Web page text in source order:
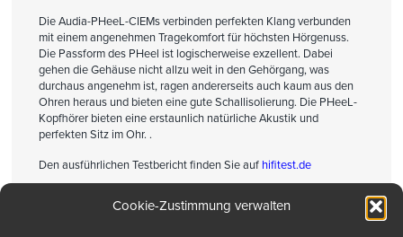
Cookie-Zustimmung verwalten
Die Audia-PHeeL-CIEMs verbinden perfekten Klang verbunden
mit einem angenehmen Tragekomfort für höchsten Hörgenuss.
Die Passform des PHeel ist logischerweise exzellent. Dabei
gehen die Gehäuse nicht allzu weit in den Gehörgang, was
durchaus angenehm ist, ragen andererseits auch kaum aus den
Ohren heraus und bieten eine gute Schallisolierung. Die PHeeL-
Kopfhörer bieten eine erstaunlich natürliche Akustik und
perfekten Sitz im Ohr. .
Den ausführlichen Testbericht finden Sie auf hifitest.de